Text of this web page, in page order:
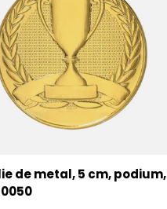
de metal, 5 cm, podium,